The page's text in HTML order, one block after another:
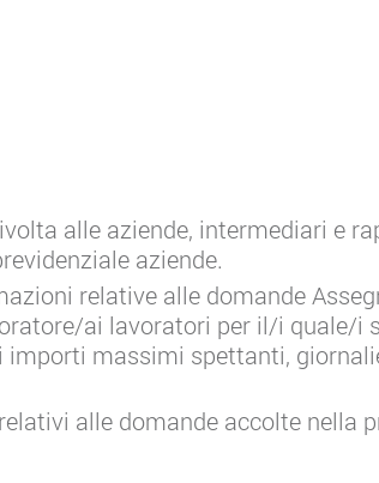
alle aziende, intermediari e
aziende.
relative alle domande
ai lavoratori per il/i quale/i
massimi spettanti,
alle domande accolte nella